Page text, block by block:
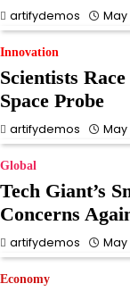
artifydemos May
Innovation
Scientists
Space Probe
artifydemos May
Global
Tech Giant’s
Concerns
artifydemos May
Economy